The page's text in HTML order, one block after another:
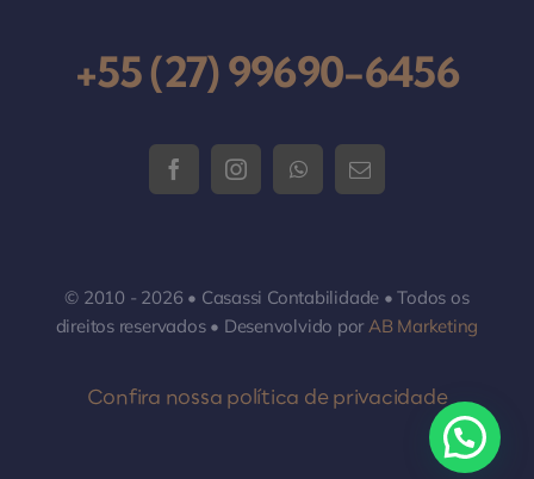
+55 (27) 99690-6456
© 2010 - 2026 • Casassi Contabilidade • Todos os
direitos reservados • Desenvolvido por AB Marketing
Confira nossa política de privacidade